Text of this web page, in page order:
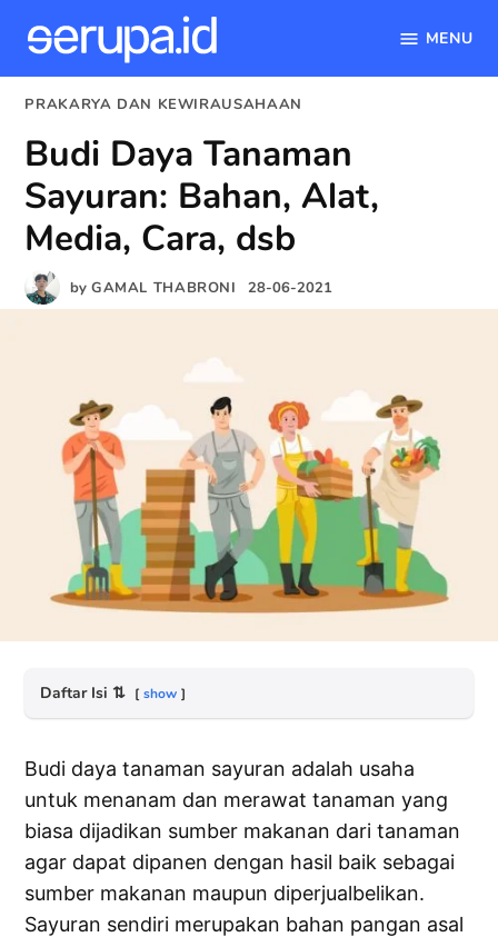
content
MENU
POSTED
PRAKARYA DAN KEWIRAUSAHAAN
Budi Daya Tanaman
Sayuran: Bahan, Alat,
Media, Cara, dsb
by GAMAL THABRONI 28-06-2021
Daftar Isi ⇅ show
Budi daya tanaman sayuran adalah usaha
untuk menanam dan merawat tanaman yang
biasa dijadikan sumber makanan dari tanaman
agar dapat dipanen dengan hasil baik sebagai
sumber makanan maupun diperjualbelikan.
Sayuran sendiri merupakan bahan pangan asal